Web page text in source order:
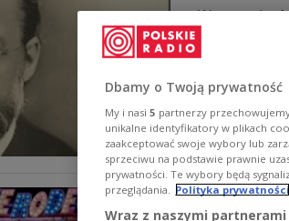
W tym roku
brzegiem
Zobacz więcej
Dbamy o Twoją prywatność
My i nasi 5 partnerzy
unikalne identyfikatory w plikach
zaakceptować swoje wybory lub
sprzeciwu na podstawie prawnie
prywatności. Te wybory będą
przeglądania.
Polityka prywatności
Wraz z naszymi